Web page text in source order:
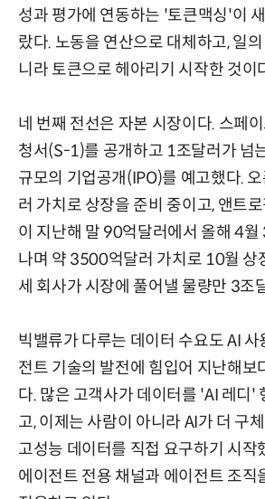
성과 평가에 연동하는 '토큰맥싱'이
랐다. 노동을 연산으로 대체하고, 일
니라 토큰으로 헤아리기 시작한 것이
네 번째 전선은 자본 시장이다. 스페
청서(S-1)를 공개하고 1조달러가 넘
규모의 기업공개(IPO)를 예고했다.
러 가치로 상장을 준비 중이고, 앤트
이 지난해 말 90억달러에서 올해 4월
나며 약 3500억달러 가치로 10월 상
세 회사가 시장에 풀어낼 물량만 3조
빅밸류가 다루는 데이터 수요도 AI 사
전트 기술의 발전에 힘입어 지난해보
다. 많은 고객사가 데이터를 'AI 레디'
고, 이제는 사람이 아니라 AI가 더 구
고성능 데이터를 직접 요구하기 시작
에이전트 전용 채널과 에이전트 조직